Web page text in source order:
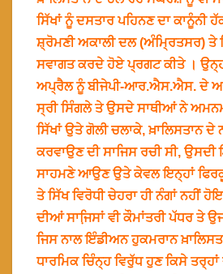
ਸਿੱਖਾਂ ਨੂੰ ਦਸਤਾਰ ਪਹਿਨਣ ਦਾ ਕਾਨੂੰਨੀ
ਸ਼੍ਰੋਮਣੀ ਅਕਾਲੀ ਦਲ (ਅੰਮ੍ਰਿਤਸਰ) ਤੇ
ਸਵਾਗਤ ਕਰਦੇ ਹੋਏ ਪ੍ਰਗਟ ਕੀਤੇ ।
ਅਪ੍ਰੈਲ ਨੂੰ ਬੀਜੇਪੀ-ਆਰ.ਐਸ.ਐਸ. ਦੇ
ਸ੍ਰੀ ਸਿੰਗਲੇ ਤੇ ਉਸਦੇ ਸਾਥੀਆਂ ਨੇ
ਸਿੱਖਾਂ ਉਤੇ ਗੋਲੀ ਚਲਾਕੇ, ਖ਼ਾਲਿਸਤਾਨ
ਕਰਵਾਉਣ ਦੀ ਸਾਜਿਸ ਰਚੀ ਸੀ,
ਸਾਹਮਣੇ ਆਉਣ ਉਤੇ ਕੇਵਲ ਇਨ੍ਹਾਂ
ਤੇ ਸਿੱਖ ਵਿਰੋਧੀ ਚੇਹਰਾ ਹੀ ਨੰਗਾਂ ਨਹੀਂ
ਦੀਆਂ ਸਾਜਿ਼ਸਾਂ ਵੀ ਕੌਮਾਂਤਰੀ ਪੱਧਰ ਤੇ
ਜਿਸ ਨਾਲ ਇੰਡੀਅਨ ਹੁਕਮਰਾਨ
ਧਾਰਮਿਕ ਚਿੰਨ੍ਹ ਵਿਰੁੱਧ ਹੁਣ ਕਿਸੇ